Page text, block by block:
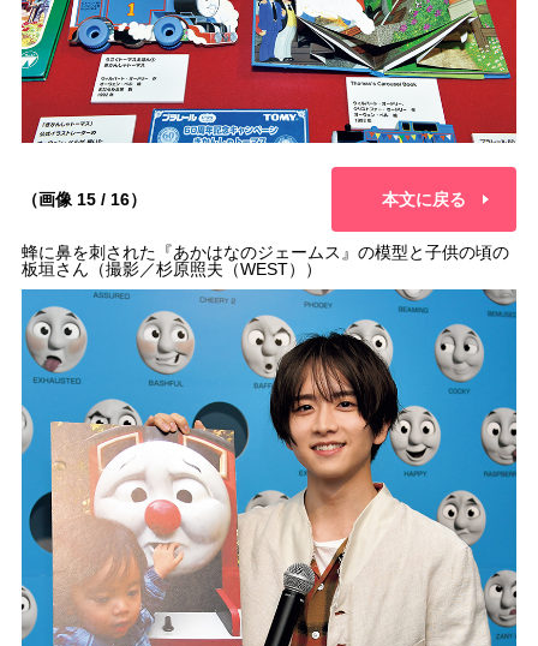
（画像 15 / 16） 本文に戻る
蜂に鼻を刺された『あかはなのジェームス』の模型と子供の頃の
板垣さん（撮影／杉原照夫（WEST））